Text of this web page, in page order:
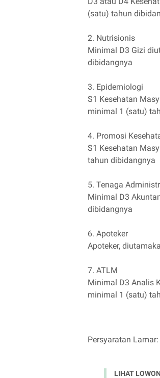
(satu) tahun
2. Nutrisionis
Minimal D3 Gizi
dibidangnya
3. Epidemiologi
S1 Kesehatan
minimal 1 (satu)
4. Promosi
S1 Kesehatan
tahun dibidangnya
5. Tenaga
Minimal D3
dibidangnya
6. Apoteker
Apoteker,
7. ATLM
Minimal D3 Analis
minimal 1 (satu)
Persyaratan Lamar:
LIHAT